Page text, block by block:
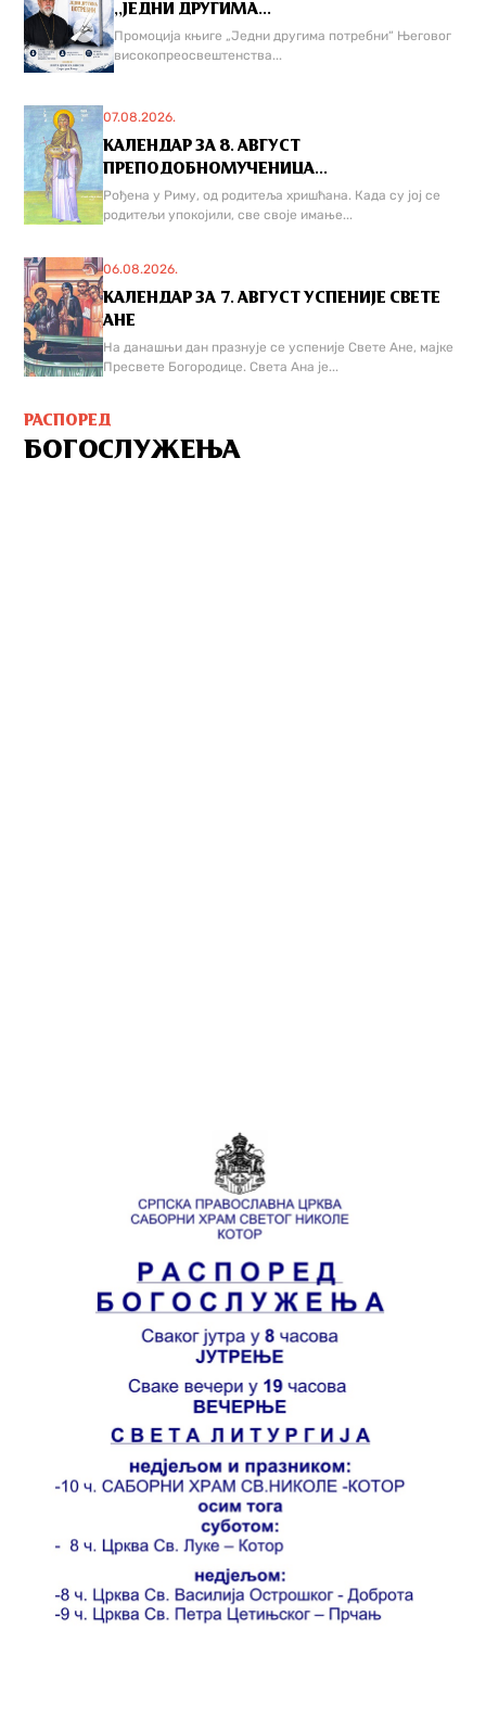
,,ЈЕДНИ ДРУГИМА...
Промоција књиге „Једни другима потребни“ Његовог
високопреосвештенства...
07.08.2026.
КАЛЕНДАР ЗА 8. АВГУСТ
ПРЕПОДОБНОМУЧЕНИЦА...
Рођена у Риму, од родитеља хришћана. Када су јој се
родитељи упокојили, све своје имање...
06.08.2026.
КАЛЕНДАР ЗА 7. АВГУСТ УСПЕНИЈЕ СВЕТЕ
АНЕ
На данашњи дан празнује се успеније Свете Ане, мајке
Пресвете Богородице. Света Ана је...
РАСПОРЕД
БОГОСЛУЖЕЊА